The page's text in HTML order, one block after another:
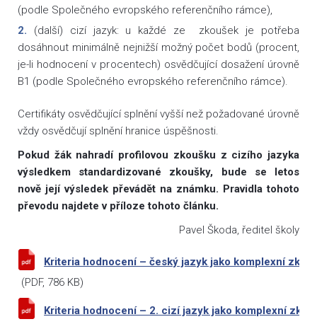
(podle Společného evropského referenčního rámce),
(další) cizí jazyk: u každé ze zkoušek je potřeba
dosáhnout minimálně nejnižší možný počet bodů (procent,
je-li hodnocení v procentech) osvědčující dosažení úrovně
B1 (podle Společného evropského referenčního rámce).
Certifikáty osvědčující splnění vyšší než požadované úrovně
vždy osvědčují splnění hranice úspěšnosti.
Pokud žák nahradí profilovou zkoušku z cizího jazyka
výsledkem standardizované zkoušky, bude se letos
nově její výsledek převádět na známku. Pravidla tohoto
převodu najdete v příloze tohoto článku.
Pavel Škoda, ředitel školy
Kriteria hodnocení – český jazyk jako komplexní
(PDF, 786 KB)
Kriteria hodnocení – 2. cizí jazyk jako komplexní